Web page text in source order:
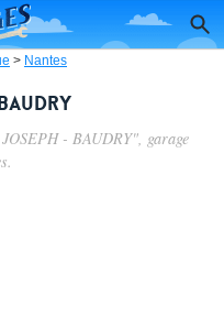
> Nantes
- BAUDRY", garage